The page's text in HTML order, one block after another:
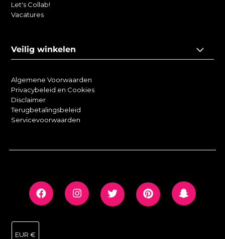
Let's Collab!
Vacatures
Veilig winkelen
Algemene Voorwaarden
Privacybeleid en Cookies
Disclaimer
Terugbetalingsbeleid
Servicevoorwaarden
EUR €